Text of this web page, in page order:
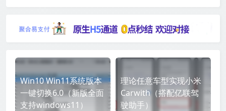
Win10 Win11系统版本
一键切换6.0（新版全面
支持windows11）
理论任意车型实现小米
Carwith（搭配亿联驾
驶助手）